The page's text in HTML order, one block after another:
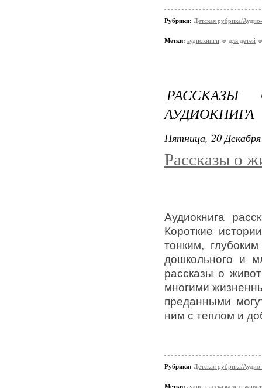
Рубрики: Детская рубрика/
Метки: аудиокниги для детей
АУДИОКНИГА
Пятница, 20
Рассказы о
Аудиокнига
Короткие
тонким,
дошкольного и
рассказы о
многими
преданными
ним с теплом и
Рубрики: Детская рубрика/
Метки: аудио-рассказы о